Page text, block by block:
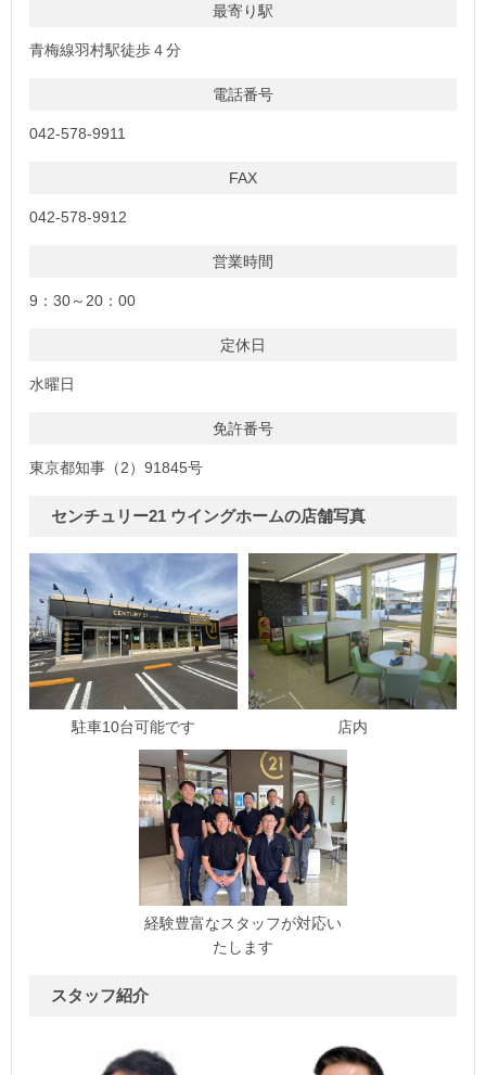
最寄り駅
青梅線羽村駅徒歩４分
電話番号
042-578-9911
FAX
042-578-9912
営業時間
9：30～20：00
定休日
水曜日
免許番号
東京都知事（2）91845号
センチュリー21 ウイングホームの店舗写真
駐車10台可能です 店内
経験豊富なスタッフが対応い
たします
スタッフ紹介